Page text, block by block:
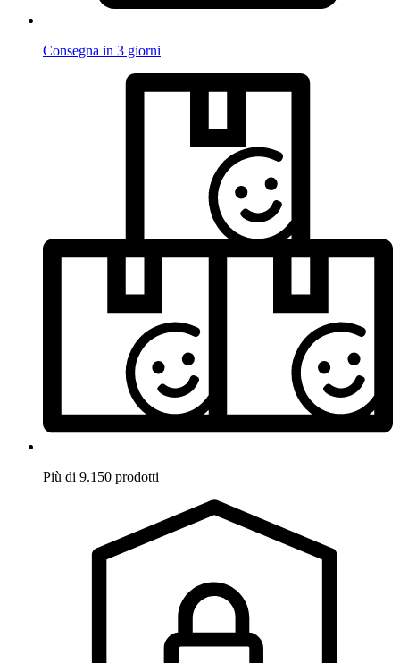
Consegna in 3 giorni
Più di 9.150 prodotti